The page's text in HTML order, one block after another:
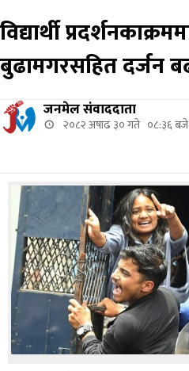
विद्यार्थी
बुढामगरसहित दर्जन
जनमेल संवाददाता
२०८२ अषाढ ३० गते ०८:३६ बजे